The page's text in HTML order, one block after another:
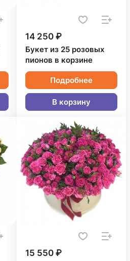
14 250 ₽
Букет из 25 розовых
пионов в корзине
Подробнее
В корзину
15 550 ₽